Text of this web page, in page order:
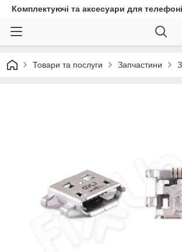
Комплектуючі та аксесуари для
Товари та послуги Запчастини